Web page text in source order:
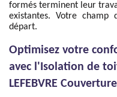
formés terminent leur
existantes. Votre champ
départ.
Optimisez votre
avec l'Isolation de
LEFEBVRE